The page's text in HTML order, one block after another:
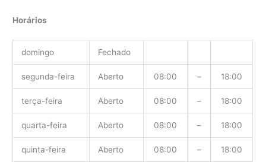
Horários
domingo Fechado
segunda-feira Aberto 08:00 – 18:00
terça-feira Aberto 08:00 – 18:00
quarta-feira Aberto 08:00 – 18:00
quinta-feira Aberto 08:00 – 18:00